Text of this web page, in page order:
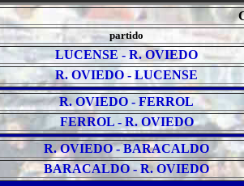
partido
LUCENSE - R. OVIEDO
R. OVIEDO - LUCENSE
R. OVIEDO - FERROL
FERROL - R. OVIEDO
R. OVIEDO - BARACALDO
BARACALDO - R. OVIEDO